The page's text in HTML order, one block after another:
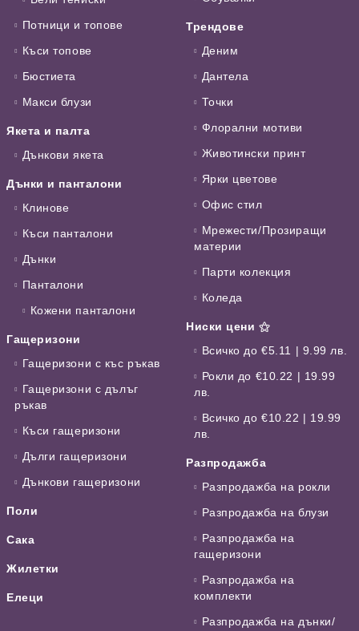
Потници и топове
Къси топове
Бюстиета
Макси блузи
Якета и палта
Дънкови якета
Дънки и панталони
Клинове
Къси панталони
Дънки
Панталони
Кожени панталони
Гащеризони
Гащеризони с къс ръкав
Гащеризони с дълъг
ръкав
Къси гащеризони
Дълги гащеризони
Дънкови гащеризони
Поли
Сака
Жилетки
Елеци
Трендове
Деним
Дантела
Точки
Флорални мотиви
Животински принт
Ярки цветове
Офис стил
Мрежести/Прозиращи
материи
Парти колекция
Коледа
Ниски цени ⚝
Всичко до €5.11 | 9.99 лв.
Рокли до €10.22 | 19.99
лв.
Всичко до €10.22 | 19.99
лв.
Разпродажба
Разпродажба на рокли
Разпродажба на блузи
Разпродажба на
гащеризони
Разпродажба на
комплекти
Разпродажба на дънки/